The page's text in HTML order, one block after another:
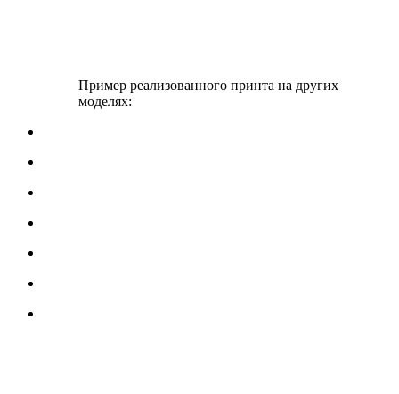
Пример реализованного принта на других
моделях: